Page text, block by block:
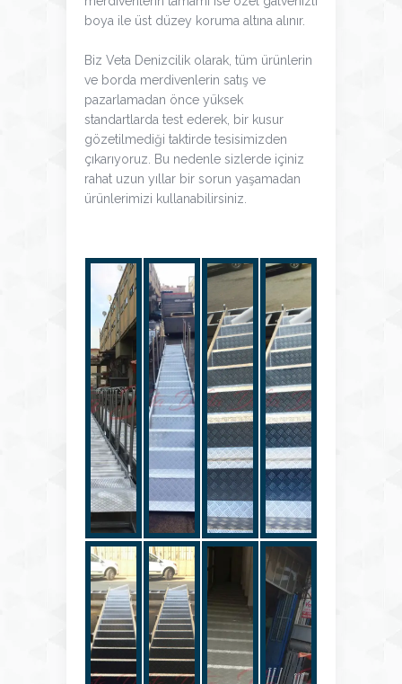
boya ile üst düzey koruma altına alınır.
Biz Veta Denizcilik olarak, tüm ürünlerin
ve borda merdivenlerin satış ve
pazarlamadan önce yüksek
standartlarda test ederek, bir kusur
gözetilmediği taktirde tesisimizden
çıkarıyoruz. Bu nedenle sizlerde içiniz
rahat uzun yıllar bir sorun yaşamadan
ürünlerimizi kullanabilirsiniz.